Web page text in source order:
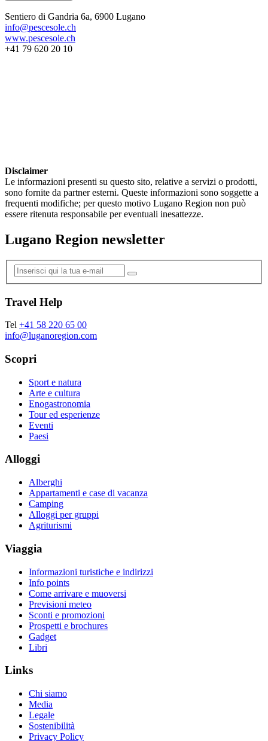
Sentiero di Gandria 6a, 6900 Lugano
info@pescesole.ch
www.pescesole.ch
+41 79 620 20 10
Disclaimer
Le informazioni presenti su questo sito, relative a servizi o prodotti,
sono fornite da partner esterni. Queste informazioni sono soggette a
frequenti modifiche; per questo motivo Lugano Region non può
essere ritenuta responsabile per eventuali inesattezze.
Lugano Region newsletter
Travel Help
Tel +41 58 220 65 00
info@luganoregion.com
Scopri
Sport e natura
Arte e cultura
Enogastronomia
Tour ed esperienze
Eventi
Paesi
Alloggi
Alberghi
Appartamenti e case di vacanza
Camping
Alloggi per gruppi
Agriturismi
Viaggia
Informazioni turistiche e indirizzi
Info points
Come arrivare e muoversi
Previsioni meteo
Sconti e promozioni
Prospetti e brochures
Gadget
Libri
Links
Chi siamo
Media
Legale
Sostenibilità
Privacy Policy